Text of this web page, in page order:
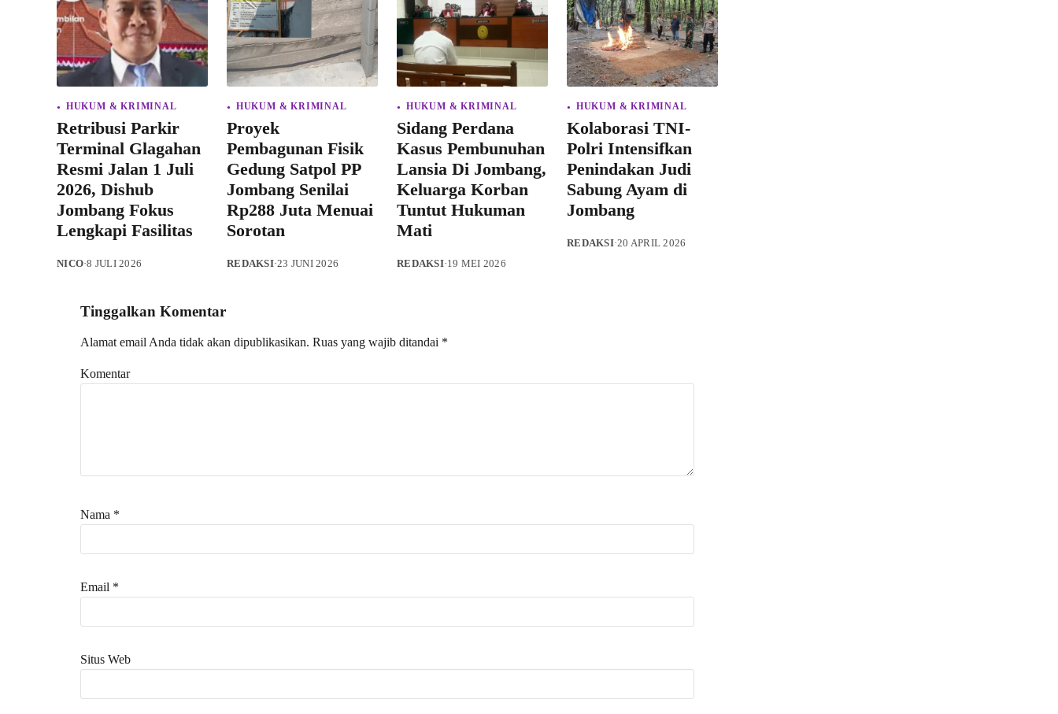
HUKUM & KRIMINAL
Retribusi Parkir
Terminal Glagahan
Resmi Jalan 1 Juli
2026, Dishub
Jombang Fokus
Lengkapi Fasilitas
NICO·8 JULI 2026
HUKUM & KRIMINAL
Proyek
Pembagunan Fisik
Gedung Satpol PP
Jombang Senilai
Rp288 Juta Menuai
Sorotan
REDAKSI·23 JUNI 2026
HUKUM & KRIMINAL
Sidang Perdana
Kasus Pembunuhan
Lansia Di Jombang,
Keluarga Korban
Tuntut Hukuman
Mati
REDAKSI·19 MEI 2026
HUKUM & KRIMINAL
Kolaborasi TNI-
Polri Intensifkan
Penindakan Judi
Sabung Ayam di
Jombang
REDAKSI·20 APRIL 2026
Tinggalkan Komentar
Alamat email Anda tidak akan dipublikasikan. Ruas yang wajib ditandai *
Komentar
Nama *
Email *
Situs Web